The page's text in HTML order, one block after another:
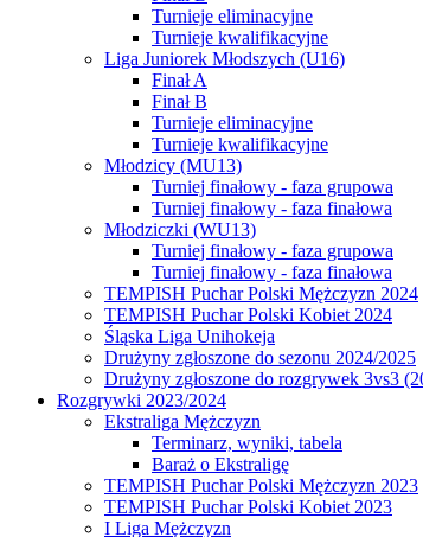
Turnieje eliminacyjne
Turnieje kwalifikacyjne
Liga Juniorek Młodszych (U16)
Finał A
Finał B
Turnieje eliminacyjne
Turnieje kwalifikacyjne
Młodzicy (MU13)
Turniej finałowy - faza grupowa
Turniej finałowy - faza finałowa
Młodziczki (WU13)
Turniej finałowy - faza grupowa
Turniej finałowy - faza finałowa
TEMPISH Puchar Polski Mężczyzn 2024
TEMPISH Puchar Polski Kobiet 2024
Śląska Liga Unihokeja
Drużyny zgłoszone do sezonu 2024/2025
Drużyny zgłoszone do rozgrywek 3vs3
Rozgrywki 2023/2024
Ekstraliga Mężczyzn
Terminarz, wyniki, tabela
Baraż o Ekstraligę
TEMPISH Puchar Polski Mężczyzn 2023
TEMPISH Puchar Polski Kobiet 2023
I Liga Mężczyzn